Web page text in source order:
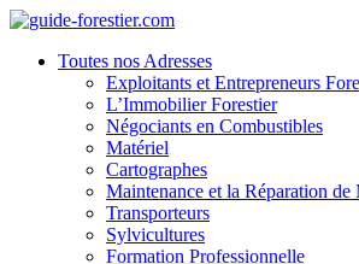
Toutes nos Adresses
Exploitants et Entrepreneurs
L’Immobilier Forestier
Négociants en Combustibles
Matériel
Cartographes
Maintenance et la Réparation de
Transporteurs
Sylvicultures
Formation Professionnelle